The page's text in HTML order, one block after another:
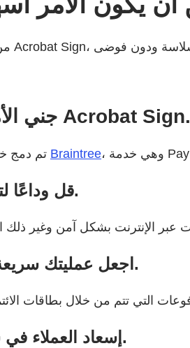
جني الأموال أسرع مع Acrobat Sign.
Braintree
قل وداعًا لتأخيرات التحصيل.
اجعل عمليتك سريعة ورقمية بالكامل.
إسعاد العملاء في شتى أنحاء العالم.